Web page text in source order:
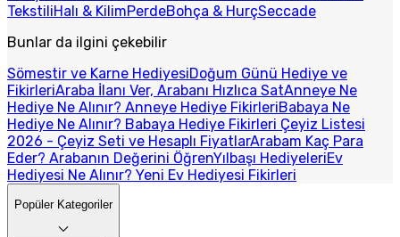
TekstiliHalı & KilimPerdeBohça & HurçSeccade
Bunlar da ilgini çekebilir
Sömestir ve Karne HediyesiDoğum Günü Hediye ve
FikirleriAraba İlanı Ver, Arabanı Hızlıca SatAnneye Ne
Hediye Ne Alınır? Anneye Hediye FikirleriBabaya Ne
Hediye Ne Alınır? Babaya Hediye Fikirleri Çeyiz Listesi
2026 - Çeyiz Seti ve Hesaplı FiyatlarArabam Kaç Para
Eder? Arabanın Değerini ÖğrenYılbaşı HediyeleriEv
Hediyesi Ne Alınır? Yeni Ev Hediyesi Fikirleri
Popüler Kategoriler